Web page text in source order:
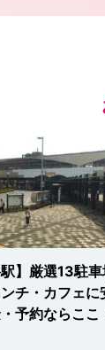
駅】厳選13駐
チ・カフェに
予約ならここ